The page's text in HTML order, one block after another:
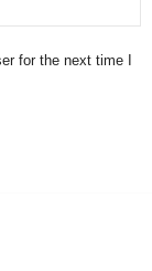
for the next time I